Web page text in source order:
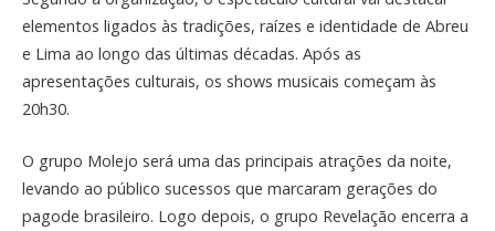
elementos ligados às tradições, raízes e identidade de Abreu
e Lima ao longo das últimas décadas. Após as
apresentações culturais, os shows musicais começam às
20h30.
O grupo Molejo será uma das principais atrações da noite,
levando ao público sucessos que marcaram gerações do
pagode brasileiro. Logo depois, o grupo Revelação encerra a